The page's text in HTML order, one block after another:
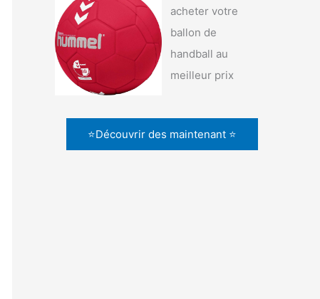
acheter votre
ballon de
handball au
meilleur prix
⭐Découvrir des maintenant ⭐